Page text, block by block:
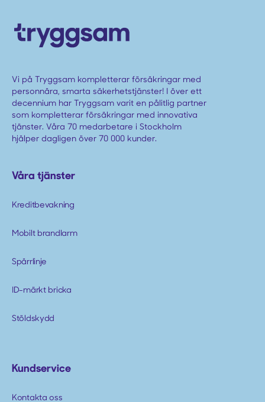
Vi på Tryggsam kompletterar försäkringar med
personnära, smarta säkerhetstjänster! I över ett
decennium har Tryggsam varit en pålitlig partner
som kompletterar försäkringar med innovativa
tjänster. Våra 70 medarbetare i Stockholm
hjälper dagligen över 70 000 kunder.
Våra tjänster
Kreditbevakning
Mobilt brandlarm
Spärrlinje
ID-märkt bricka
Stöldskydd
Kundservice
Kontakta oss